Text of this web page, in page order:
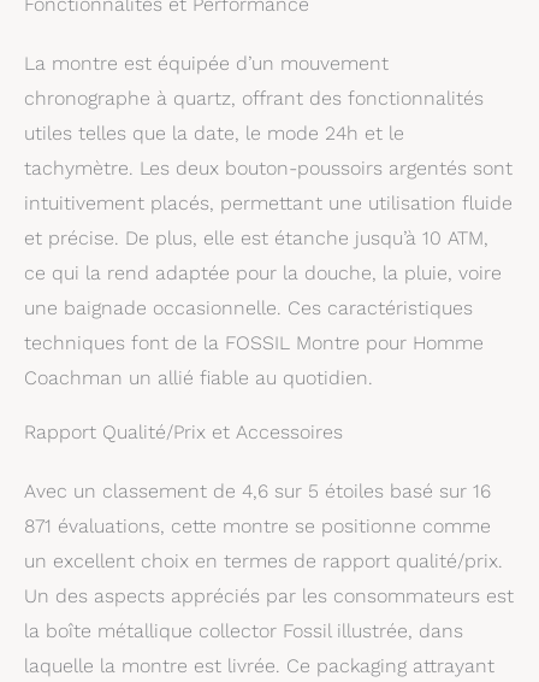
La montre est équipée d’un mouvement
chronographe à quartz, offrant des fonctionnalités
utiles telles que la date, le mode 24h et le
tachymètre. Les deux bouton-poussoirs argentés sont
intuitivement placés, permettant une utilisation fluide
et précise. De plus, elle est étanche jusqu’à 10 ATM,
ce qui la rend adaptée pour la douche, la pluie, voire
une baignade occasionnelle. Ces caractéristiques
techniques font de la FOSSIL Montre pour Homme
Coachman un allié fiable au quotidien.
Rapport Qualité/Prix et Accessoires
Avec un classement de 4,6 sur 5 étoiles basé sur 16
871 évaluations, cette montre se positionne comme
un excellent choix en termes de rapport qualité/prix.
Un des aspects appréciés par les consommateurs est
la boîte métallique collector Fossil illustrée, dans
laquelle la montre est livrée. Ce packaging attrayant